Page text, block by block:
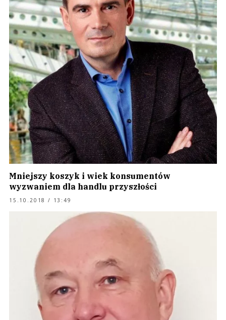
Mniejszy koszyk i wiek konsumentów
wyzwaniem dla handlu przyszłości
15.10.2018 / 13:49